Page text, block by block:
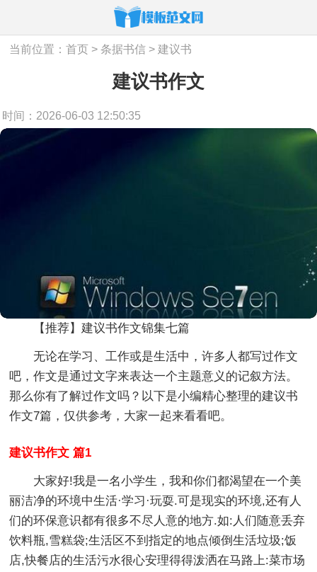
当前位置：首页 >条据书信 > 建议书
建议书作文
时间：2026-06-03 12:50:35
【推荐】建议书作文锦集七篇
无论在学习、工作或是生活中，许多人都写过作文
吧，作文是通过文字来表达一个主题意义的记叙方法。
那么你有了解过作文吗？以下是小编精心整理的建议书
作文7篇，仅供参考，大家一起来看看吧。
建议书作文 篇1
大家好!我是一名小学生，我和你们都渴望在一个美
丽洁净的环境中生活·学习·玩耍.可是现实的环境,还有人
们的环保意识都有很多不尽人意的地方.如:人们随意丢弃
饮料瓶,雪糕袋;生活区不到指定的地点倾倒生活垃圾;饭
店,快餐店的生活污水很心安理得得泼洒在马路上:菜市场